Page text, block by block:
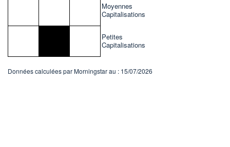
Moyennes
Capitalisations
Petites
Capitalisations
Données calculées par Morningstar au : 15/07/2026